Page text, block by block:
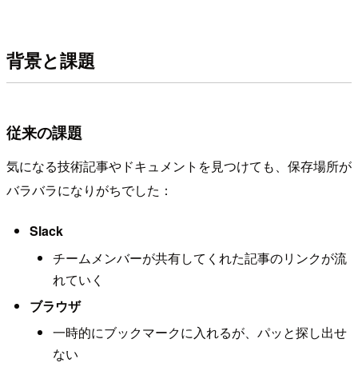
背景と課題
従来の課題
気になる技術記事やドキュメントを見つけても、保存場所が
バラバラになりがちでした：
Slack
チームメンバーが共有してくれた記事のリンクが流
れていく
ブラウザ
一時的にブックマークに入れるが、パッと探し出せ
ない